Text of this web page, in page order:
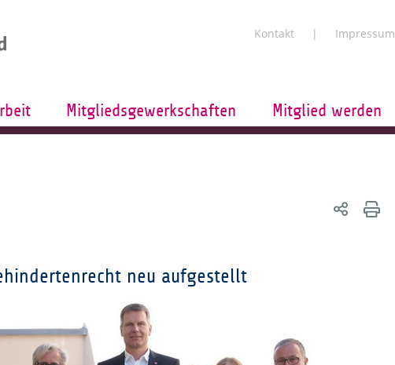
Kontakt Impressum
Mitgliedsgewerkschaften Mitglied werden
neu aufgestellt